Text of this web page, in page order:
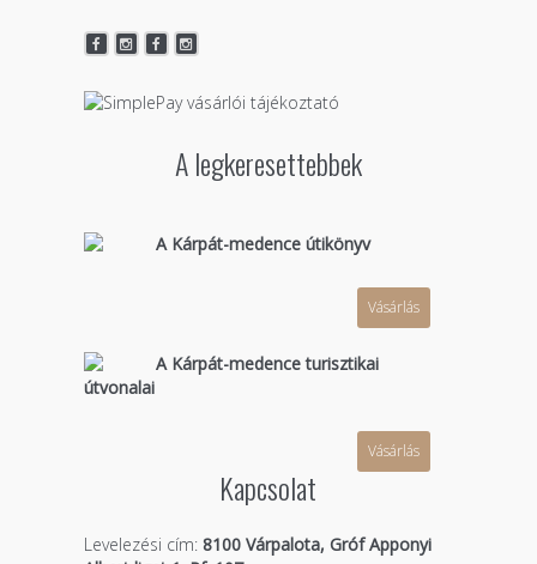
A legkeresettebbek
A Kárpát-medence útikönyv
Vásárlás
A Kárpát-medence turisztikai
útvonalai
Vásárlás
Kapcsolat
Levelezési cím: 8100 Várpalota, Gróf Apponyi